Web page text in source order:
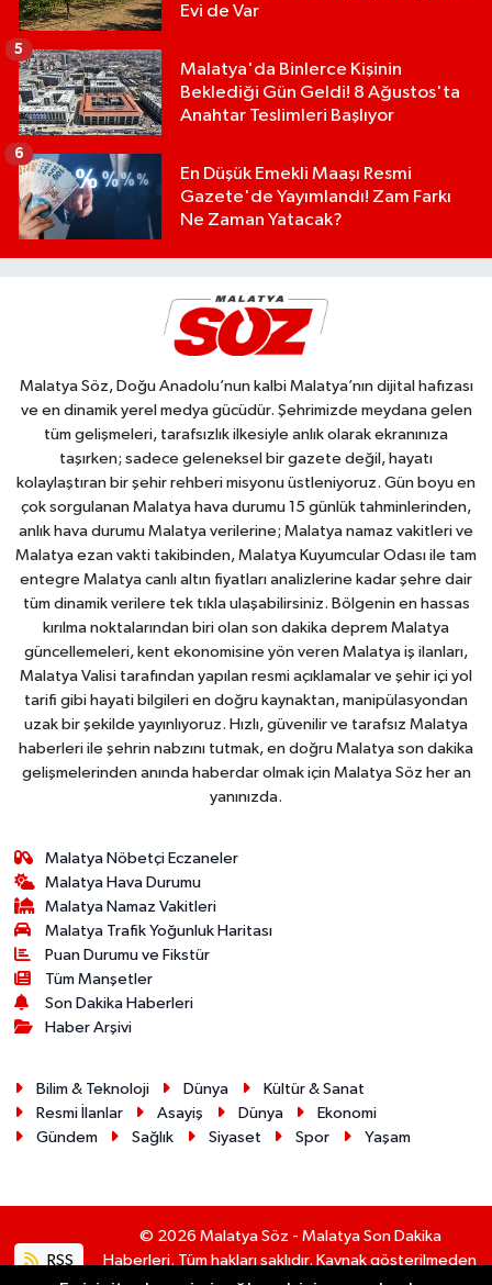
Evi de Var
Malatya'da Binlerce Kişinin
Beklediği Gün Geldi! 8 Ağustos'ta
Anahtar Teslimleri Başlıyor
5
En Düşük Emekli Maaşı Resmi
Gazete'de Yayımlandı! Zam Farkı
Ne Zaman Yatacak?
6
Malatya Söz, Doğu Anadolu’nun kalbi Malatya’nın dijital hafızası
ve en dinamik yerel medya gücüdür. Şehrimizde meydana gelen
tüm gelişmeleri, tarafsızlık ilkesiyle anlık olarak ekranınıza
taşırken; sadece geleneksel bir gazete değil, hayatı
kolaylaştıran bir şehir rehberi misyonu üstleniyoruz. Gün boyu en
çok sorgulanan Malatya hava durumu 15 günlük tahminlerinden,
anlık hava durumu Malatya verilerine; Malatya namaz vakitleri ve
Malatya ezan vakti takibinden, Malatya Kuyumcular Odası ile tam
entegre Malatya canlı altın fiyatları analizlerine kadar şehre dair
tüm dinamik verilere tek tıkla ulaşabilirsiniz. Bölgenin en hassas
kırılma noktalarından biri olan son dakika deprem Malatya
güncellemeleri, kent ekonomisine yön veren Malatya iş ilanları,
Malatya Valisi tarafından yapılan resmi açıklamalar ve şehir içi yol
tarifi gibi hayati bilgileri en doğru kaynaktan, manipülasyondan
uzak bir şekilde yayınlıyoruz. Hızlı, güvenilir ve tarafsız Malatya
haberleri ile şehrin nabzını tutmak, en doğru Malatya son dakika
gelişmelerinden anında haberdar olmak için Malatya Söz her an
yanınızda.
Malatya Nöbetçi Eczaneler
Malatya Hava Durumu
Malatya Namaz Vakitleri
Malatya Trafik Yoğunluk Haritası
Puan Durumu ve Fikstür
Tüm Manşetler
Son Dakika Haberleri
Haber Arşivi
Bilim & Teknoloji Dünya
Kültür & Sanat
Resmi İlanlar
Asayiş Dünya
Ekonomi
Gündem
Sağlık Siyaset Spor Yaşam
RSS
© 2026 Malatya Söz - Malatya Son Dakika
Haberleri. Tüm hakları saklıdır. Kaynak gösterilmeden